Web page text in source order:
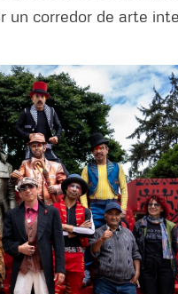
un corredor de arte